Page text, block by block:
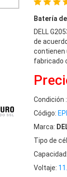
Batería
DELL
de
contienen
fabricado
Condición :
Código:
Marca:
Tipo de
Capacidad:
Voltaje: